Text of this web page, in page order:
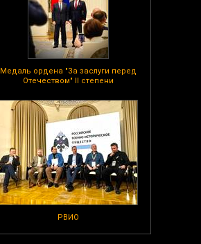
Медаль ордена "За заслуги перед
Отечеством" II степени
РВИО